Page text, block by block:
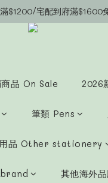
立即註冊即可獲得購物金
$1200/宅配到府滿$1600
~立即註冊即可獲得購物金
品 On Sale 2026
筆類 Pens
用品 Other stationery
brand 其他海外